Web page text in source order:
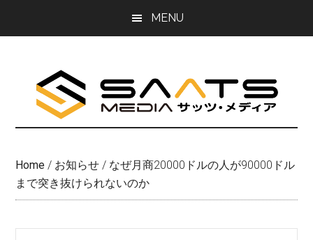
MENU
Home / お知らせ / なぜ月商20000ドルの人が90000ドル
まで突き抜けられないのか